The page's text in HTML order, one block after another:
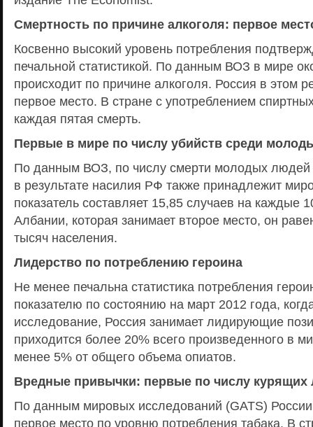
Смертность по причине алкоголя: первое
Косвенно высокий уровень потребления
печальной статистикой. По данным ВОЗ в мире
происходит по причине алкоголя. Россия в этом
первое место. В стране с употреблением
каждая пятая смерть.
Первые в мире по числу убийств среди
По данным ВОЗ, по числу смерти молодых людей
в результате насилия РФ также принадлежит
показатель составляет 15,85 случаев на каждые
Албании, которая занимает второе место, он
тысяч населения.
Лидерство по потреблению героина
Не менее печальна статистика потребления
показателю по состоянию на март 2012 года,
исследование, Россия занимает лидирующие
приходится более 20% всего произведенного в
менее 5% от общего объема опиатов.
Вредные привычки: первые по числу курящих
По данным мировых исследований (GATS)
первое место по уровню потребления табака. В